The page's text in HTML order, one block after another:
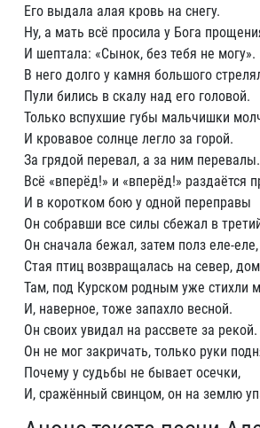
Его выдала алая кровь на снегу.
Ну, а мать всё просила у Бога
И шептала: «Сынок, без тебя не могу».
В него долго у камня большого
Пули бились в скалу над его головой.
Только вспухшие губы мальчишки
И кровавое солнце легло за горой.
За грядой перевал, а за ним перевалы.
Всё «вперёд!» и «вперёд!» раздаётся
И в коротком бою у одной переправы
Он собравши все силы сбежал в
Он сначала бежал, затем полз еле-еле,
Стая птиц возвращалась на север,
Там, под Курском родным уже стихли
И, наверное, тоже запахло весной.
Он своих увидал на рассвете за рекой.
Он не мог закричать, только руки
Почему у судьбы не бывает осечки,
И, сражённый свинцом, он на землю